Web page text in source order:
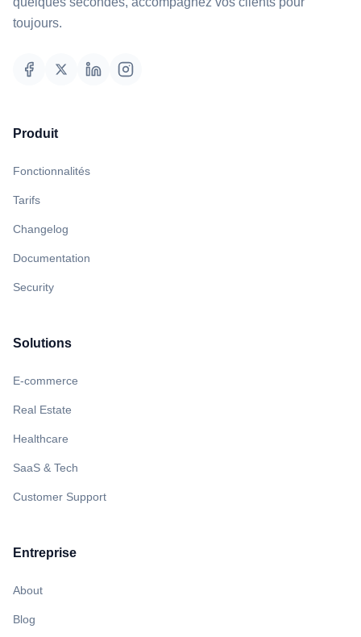
toujours.
Produit
Fonctionnalités
Tarifs
Changelog
Documentation
Security
Solutions
E-commerce
Real Estate
Healthcare
SaaS & Tech
Customer Support
Entreprise
About
Blog